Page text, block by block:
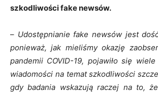
szkodliwości fake newsów.
– Udostępnianie fake newsów jest
ponieważ, jak mieliśmy okazję
pandemii COVID-19, pojawiło się
wiadomości na temat szkodliwości
gdy badania wskazują raczej na to,